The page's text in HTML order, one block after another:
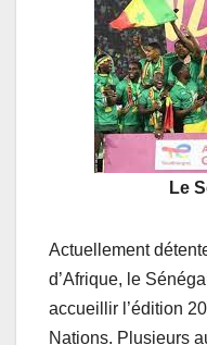
Le
Actuellement
d’Afrique, le
accueillir l’édition
Nations. Plusieurs